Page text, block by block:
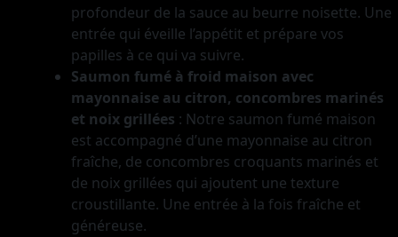
profondeur de la sauce au beurre noisette. Une
entrée qui éveille l’appétit et prépare vos
papilles à ce qui va suivre.
Saumon fumé à froid maison avec
mayonnaise au citron, concombres marinés
et noix grillées : Notre saumon fumé maison
est accompagné d’une mayonnaise au citron
fraîche, de concombres croquants marinés et
de noix grillées qui ajoutent une texture
croustillante. Une entrée à la fois fraîche et
généreuse.